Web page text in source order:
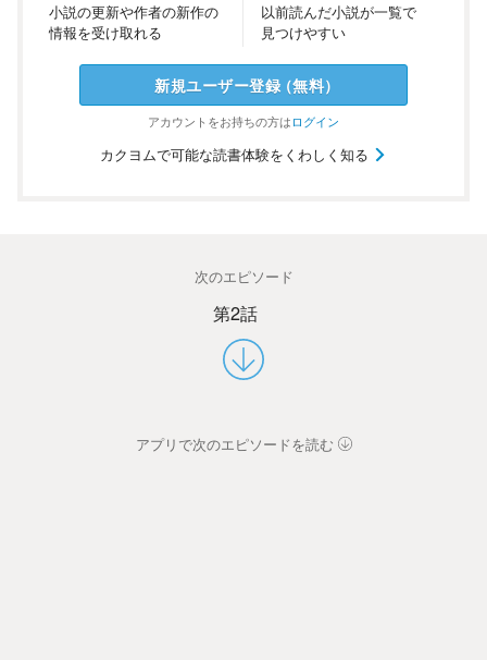
小説の更新や作者の新作の
情報を受け取れる
以前読んだ小説が一覧で
見つけやすい
新規ユーザー登録（無料）
アカウントをお持ちの方はログイン
カクヨムで可能な読書体験をくわしく知る
次のエピソード
第2話
アプリで次のエピソードを読む